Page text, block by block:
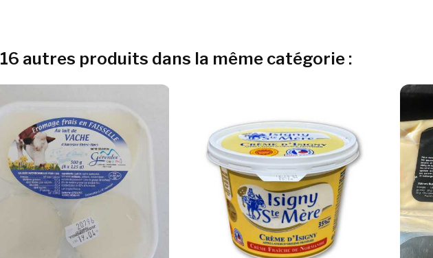
16 autres produits dans la même catégorie :